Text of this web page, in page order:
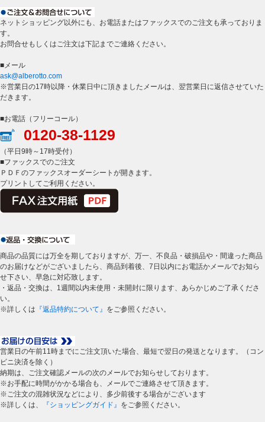
ネットショッピング以外にも、お電話またはファックスでのご注文も承っておりま
す。
お問合せもしくはご注文は下記までご連絡ください。
■メール
ask@alberotto.com
※営業日の17時以降・休業日中に頂きましたメールは、翌営業日に返信させていた
だきます。
■お電話（フリーコール）
0120-38-1129
（平日9時～17時受付）
■ファックスでのご注文
ＰＤＦのファックスオーダーシートが開きます。
プリントしてご利用ください。
商品の品質には万全を期しておりますが、万一、不良品・破損品や・間違った商品
のお届けなどがございましたら、商品到着後、7日以内にお電話かメールでお知ら
せ下さい、早急に対応致します。
・返品・交換は、1週間以内未使用・未開封に限ります、あらかじめご了承くださ
い。
※詳しくは 『返品特約について』 をご参照ください。
営業日の午前11時までにご注文頂いた場合、最短で翌日の発送となります。（コン
ビニ決済を除く）
納期は、ご注文確認メールの次のメールでお知らせしております。
※お手配に時間がかかる場合も、メールでご連絡させて頂きます。
※ご注文の混雑状況などにより、多少前後する場合がございます
※詳しくは、
『ショッピングガイド』 をご参照ください。